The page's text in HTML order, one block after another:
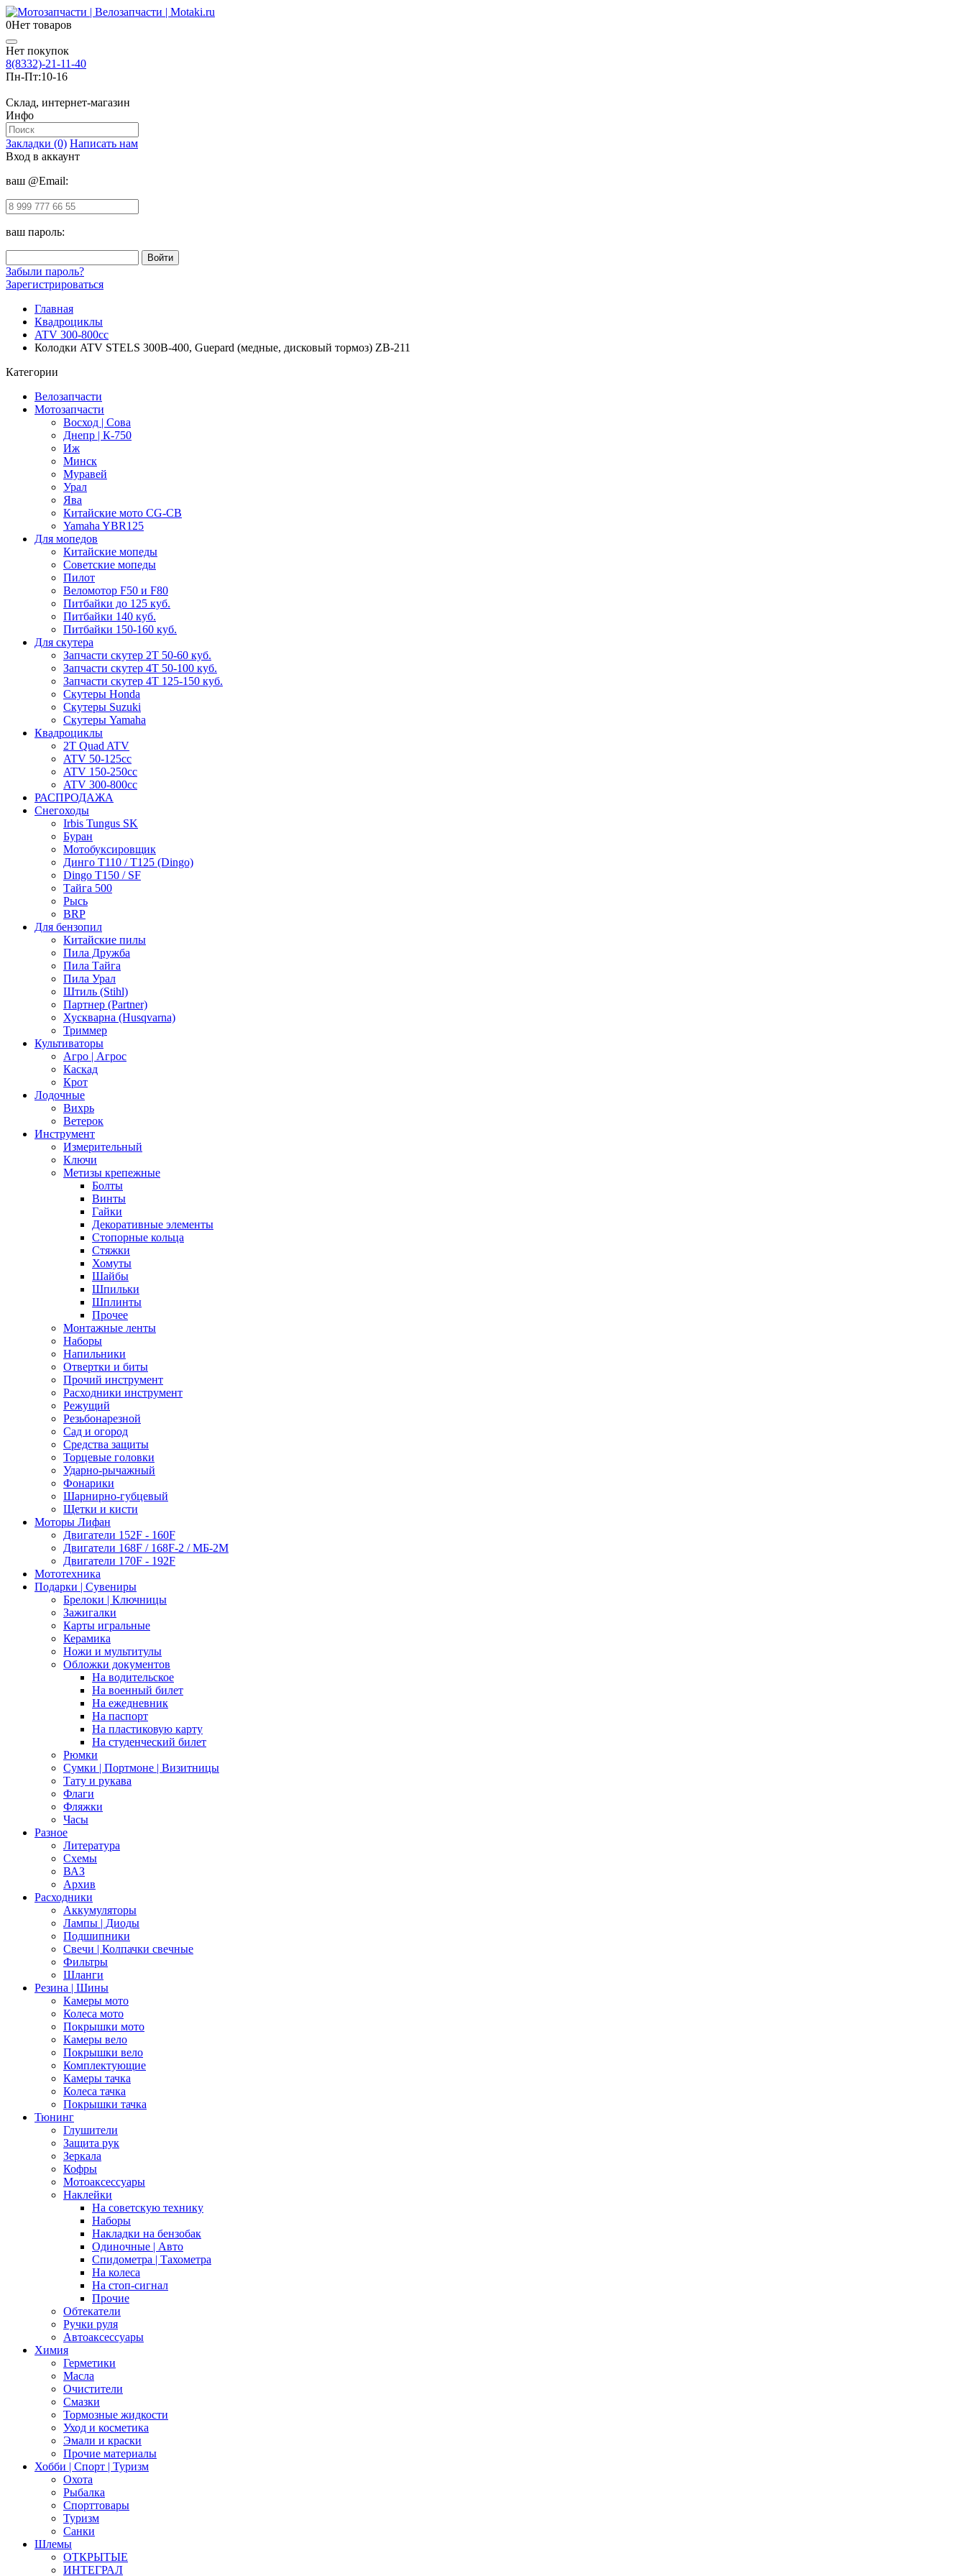
0Нет товаров
Нет покупок
8(8332)-21-11-40
Пн-Пт:10-16
Склад, интернет-магазин
Инфо
Закладки (0) Написать нам
Вход в аккаунт
ваш @Email:
ваш пароль:
Забыли пароль?
Зарегистрироваться
Главная
Квадроциклы
ATV 300-800cc
Колодки ATV STELS 300B-400, Guepard (медные, дисковый тормоз) ZB-211
Категории
Велозапчасти
Мотозапчасти
Восход | Сова
Днепр | К-750
Иж
Минск
Муравей
Урал
Ява
Китайские мото CG-CB
Yamaha YBR125
Для мопедов
Китайские мопеды
Советские мопеды
Пилот
Веломотор F50 и F80
Питбайки до 125 куб.
Питбайки 140 куб.
Питбайки 150-160 куб.
Для скутера
Запчасти скутер 2Т 50-60 куб.
Запчасти скутер 4Т 50-100 куб.
Запчасти скутер 4Т 125-150 куб.
Скутеры Honda
Скутеры Suzuki
Скутеры Yamaha
Квадроциклы
2T Quad ATV
ATV 50-125cc
ATV 150-250cc
ATV 300-800cc
РАСПРОДАЖА
Снегоходы
Irbis Tungus SK
Буран
Мотобуксировщик
Динго T110 / T125 (Dingo)
Dingo T150 / SF
Тайга 500
Рысь
BRP
Для бензопил
Китайские пилы
Пила Дружба
Пила Тайга
Пила Урал
Штиль (Stihl)
Партнер (Partner)
Хускварна (Husqvarna)
Триммер
Культиваторы
Агро | Агрос
Каскад
Крот
Лодочные
Вихрь
Ветерок
Инструмент
Измерительный
Ключи
Метизы крепежные
Болты
Винты
Гайки
Декоративные элементы
Стопорные кольца
Стяжки
Хомуты
Шайбы
Шпильки
Шплинты
Прочее
Монтажные ленты
Наборы
Напильники
Отвертки и биты
Прочий инструмент
Расходники инструмент
Режущий
Резьбонарезной
Сад и огород
Средства защиты
Торцевые головки
Ударно-рычажный
Фонарики
Шарнирно-губцевый
Щетки и кисти
Моторы Лифан
Двигатели 152F - 160F
Двигатели 168F / 168F-2 / МБ-2М
Двигатели 170F - 192F
Мототехника
Подарки | Сувениры
Брелоки | Ключницы
Зажигалки
Карты игральные
Керамика
Ножи и мультитулы
Обложки документов
На водительское
На военный билет
На ежедневник
На паспорт
На пластиковую карту
На студенческий билет
Рюмки
Сумки | Портмоне | Визитницы
Тату и рукава
Флаги
Фляжки
Часы
Разное
Литература
Схемы
ВАЗ
Архив
Расходники
Аккумуляторы
Лампы | Диоды
Подшипники
Свечи | Колпачки свечные
Фильтры
Шланги
Резина | Шины
Камеры мото
Колеса мото
Покрышки мото
Камеры вело
Покрышки вело
Комплектующие
Камеры тачка
Колеса тачка
Покрышки тачка
Тюнинг
Глушители
Защита рук
Зеркала
Кофры
Мотоаксессуары
Наклейки
На советскую технику
Наборы
Накладки на бензобак
Одиночные | Авто
Спидометра | Тахометра
На колеса
На стоп-сигнал
Прочие
Обтекатели
Ручки руля
Автоаксессуары
Химия
Герметики
Масла
Очистители
Смазки
Тормозные жидкости
Уход и косметика
Эмали и краски
Прочие материалы
Хобби | Cпорт | Туризм
Охота
Рыбалка
Спорттовары
Туризм
Санки
Шлемы
ОТКРЫТЫЕ
ИНТЕГРАЛ